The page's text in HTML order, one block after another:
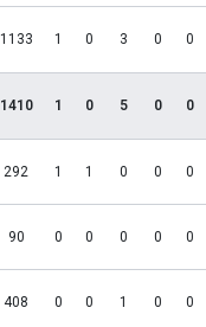
1133 1 0 3 0 0
1410 1 0 5 0 0
292 1 1 0 0 0
90 0 0 0 0 0
408 0 0 1 0 0